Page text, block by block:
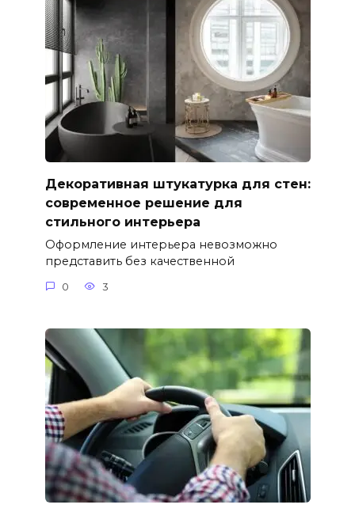
Декоративная штукатурка для стен:
современное решение для
стильного интерьера
Оформление интерьера невозможно
представить без качественной
0 3